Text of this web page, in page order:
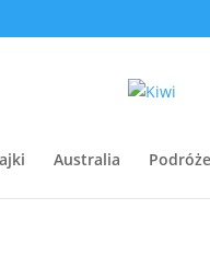
Australia Podróże